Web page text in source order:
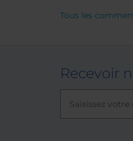
Tous les
Recevoir